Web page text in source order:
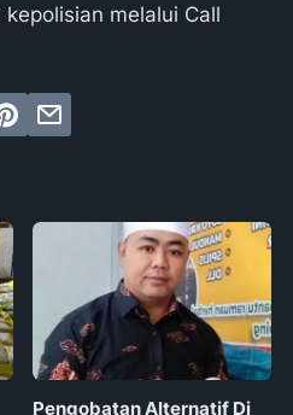
melalui Call
Pengobatan Alternatif Di